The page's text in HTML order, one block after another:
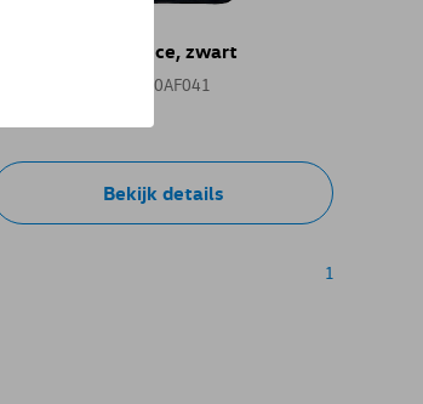
VW t-shirt Fire & Ice, zwart
Referentie: 10B084200AF041
Bekijk details
1